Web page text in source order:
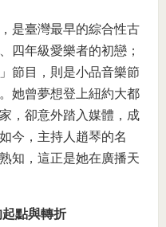
是臺灣最早的綜合性古
四年級愛樂者的初戀；
節目，則是小品音樂節
她曾夢想登上紐約大都
，卻意外踏入媒體，成
今，主持人趙琴的名
知，這正是她在廣播天
點與轉折